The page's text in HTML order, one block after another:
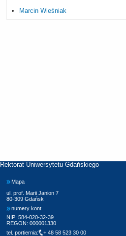
Marcin Wieśniak
Rektorat Uniwersytetu Gdańskiego
Mapa
ul. prof. Marii Janion 7
80-309 Gdańsk
numery kont
NIP: 584-020-32-39
REGON: 000001330
tel. portiernia:
+ 48 58 523 30 00